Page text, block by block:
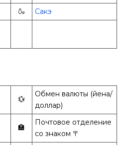
🍶 Сакэ
💱
Обмен валюты (йена/
доллар)
🏣
Почтовое отделение
со знаком 〒